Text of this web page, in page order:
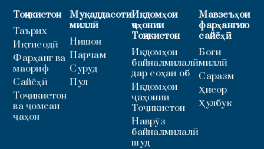
Тоҷикистон
Таърих
Иқтисодӣ
Фарҳанг ва
маориф
Сайёҳӣ
Тоҷикистон
ва ҷомеаи
ҷаҳон
Муқаддасоти
миллӣ
Нишон
Парчам
Суруд
Пул
Иқдомҳои
ҷаҳонии
Тоҷикистон
Иқдомҳои
байналмилалӣ
дар соҳаи об
Иқдомҳои
ҷаҳонии
Тоҷикистон
Наврӯз
байналмилалӣ
шуд
Мавзеъҳои
фарҳангию
сайёҳӣ
Боғи
миллӣ
Саразм
Ҳисор
Ҳулбук